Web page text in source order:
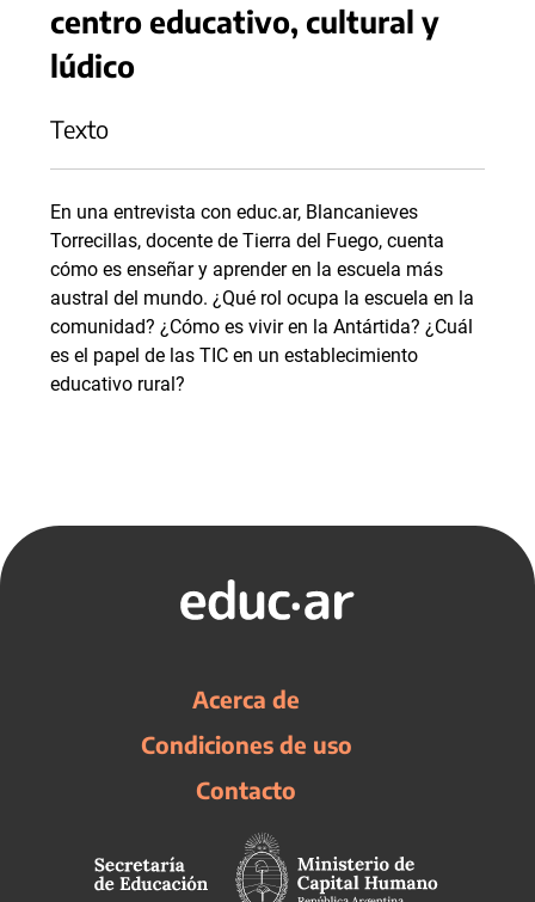
centro educativo, cultural y
lúdico
Texto
En una entrevista con educ.ar, Blancanieves
Torrecillas, docente de Tierra del Fuego, cuenta
cómo es enseñar y aprender en la escuela más
austral del mundo. ¿Qué rol ocupa la escuela en la
comunidad? ¿Cómo es vivir en la Antártida? ¿Cuál
es el papel de las TIC en un establecimiento
educativo rural?
Acerca de
Condiciones de uso
Contacto